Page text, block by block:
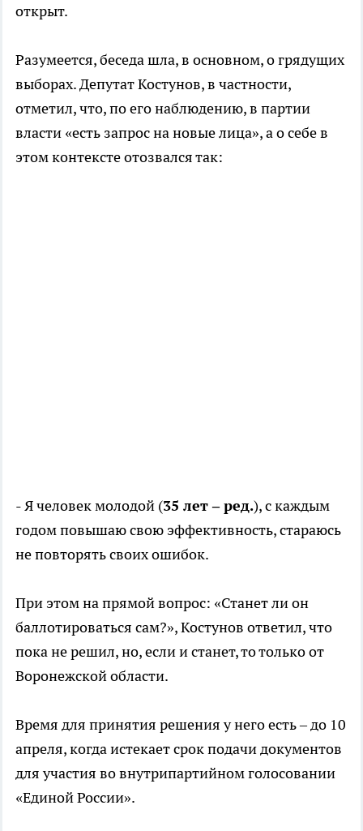
открыт.
Разумеется, беседа шла, в основном, о грядущих
выборах. Депутат Костунов, в частности,
отметил, что, по его наблюдению, в партии
власти «есть запрос на новые лица», а о себе в
этом контексте отозвался так:
- Я человек молодой (35 лет – ред.), с каждым
годом повышаю свою эффективность, стараюсь
не повторять своих ошибок.
При этом на прямой вопрос: «Станет ли он
баллотироваться сам?», Костунов ответил, что
пока не решил, но, если и станет, то только от
Воронежской области.
Время для принятия решения у него есть – до 10
апреля, когда истекает срок подачи документов
для участия во внутрипартийном голосовании
«Единой России».